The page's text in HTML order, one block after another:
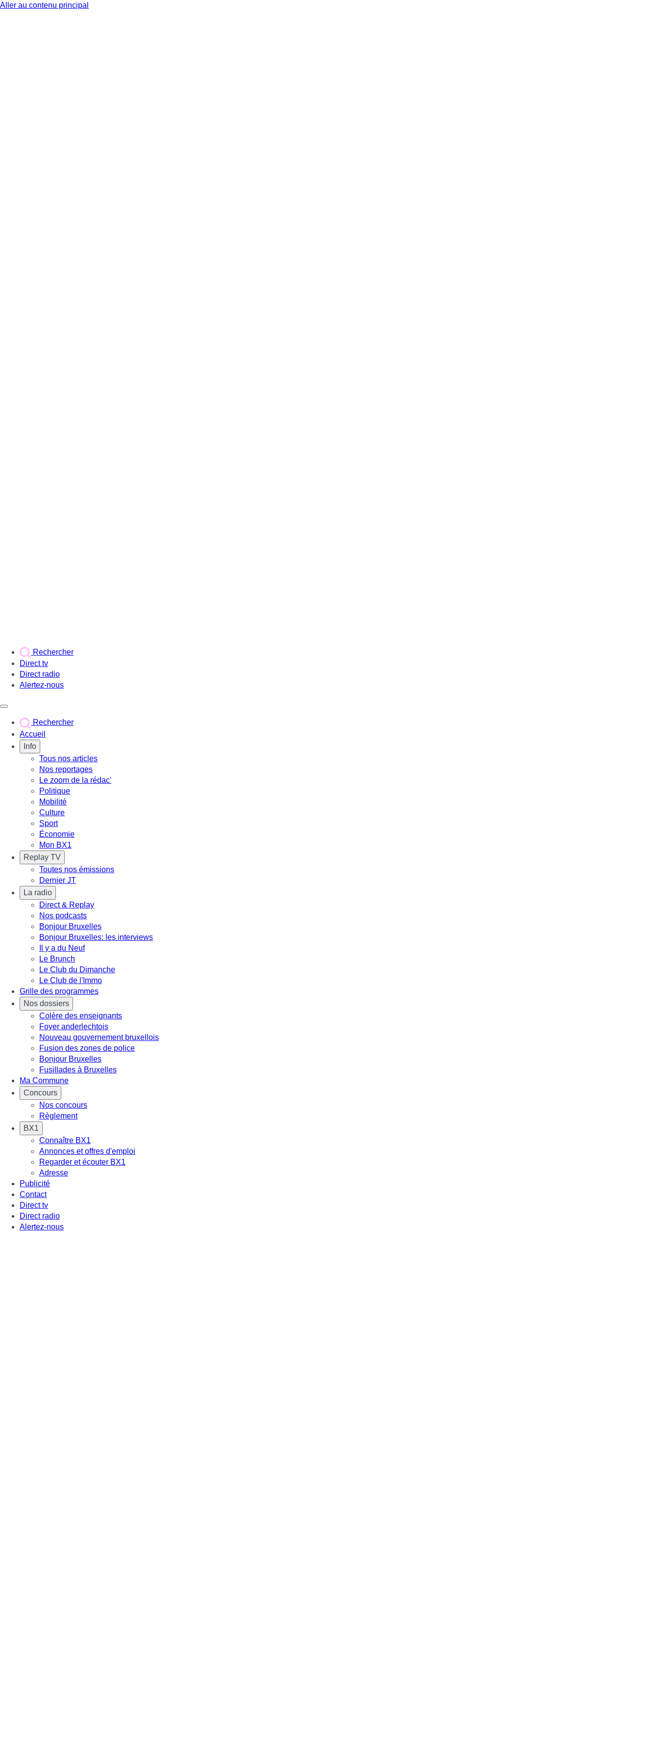
Aller au contenu principal
Rechercher
Direct tv
Direct radio
Alertez-nous
Rechercher
Accueil
Info
Tous nos articles
Nos reportages
Le zoom de la rédac'
Politique
Mobilité
Culture
Sport
Économie
Mon BX1
Replay TV
Toutes nos émissions
Dernier JT
La radio
Direct & Replay
Nos podcasts
Bonjour Bruxelles
Bonjour Bruxelles: les interviews
Il y a du Neuf
Le Brunch
Le Club du Dimanche
Le Club de l'Immo
Grille des programmes
Nos dossiers
Colère des enseignants
Foyer anderlechtois
Nouveau gouvernement bruxellois
Fusion des zones de police
Bonjour Bruxelles
Fusillades à Bruxelles
Ma Commune
Concours
Nos concours
Règlement
BX1
Connaître BX1
Annonces et offres d'emploi
Regarder et écouter BX1
Adresse
Publicité
Contact
Direct tv
Direct radio
Alertez-nous